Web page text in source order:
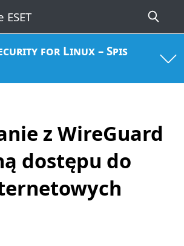
for Linux – Spis
z WireGuard
dostępu do